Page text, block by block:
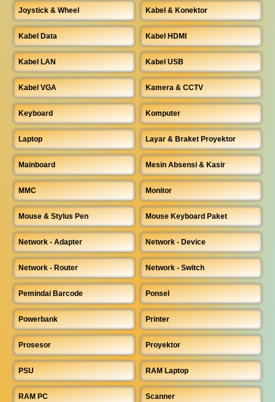
Joystick & Wheel Kabel & Konektor
Kabel Data Kabel HDMI
Kabel LAN Kabel USB
Kabel VGA Kamera & CCTV
Keyboard Komputer
Laptop Layar & Braket Proyektor
Mainboard Mesin Absensi & Kasir
MMC Monitor
Mouse & Stylus Pen Mouse Keyboard Paket
Network - Adapter Network - Device
Network - Router Network - Switch
Pemindai Barcode Ponsel
Powerbank Printer
Prosesor Proyektor
PSU RAM Laptop
RAM PC Scanner